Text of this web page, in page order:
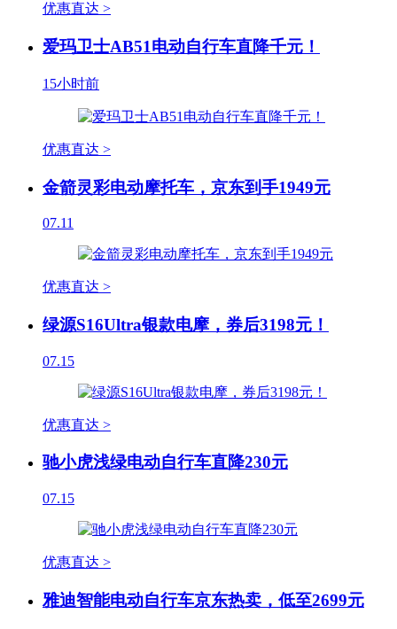
优惠直达 >
爱玛卫士AB51电动自行车直降千元！
15小时前
优惠直达 >
金箭灵彩电动摩托车，京东到手1949元
07.11
优惠直达 >
绿源S16Ultra银款电摩，券后3198元！
07.15
优惠直达 >
驰小虎浅绿电动自行车直降230元
07.15
优惠直达 >
雅迪智能电动自行车京东热卖，低至2699元